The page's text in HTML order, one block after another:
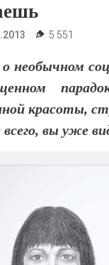
5 551
необычном
красоты,
всего, вы уже